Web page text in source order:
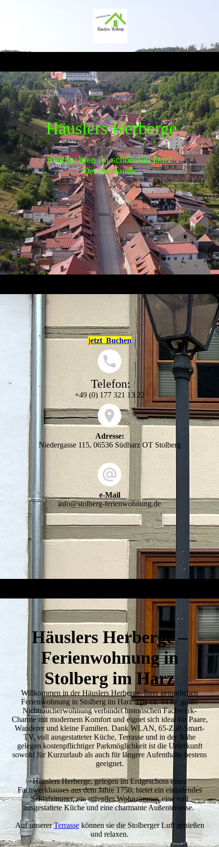
Häuslers Herberge
übernachten im schönsten Dorf
Deutschlands
jetzt Buchen
Telefon:
+49 (0) 177 321 13 22
Adresse:
Niedergasse 115, 06536 Südharz OT Stolberg
e-Mail
info@stolberg-ferienwohnung.de
Häuslers Herberge –
Ferienwohnung in
Stolberg im Harz
Willkommen in der Häuslers Herberge, Ihrer gemütlichen
Ferienwohnung in Stolberg im Harz. Die ca. 44 m² große
Nichtraucherwohnung verbindet historischen Fachwerk-
Charme mit modernem Komfort und eignet sich ideal für Paare,
Wanderer und kleine Familien. Dank WLAN, 65-Zoll-Smart-
TV, voll ausgestatteter Küche, Terrasse und in der Nähe
gelegen kostenpflichtiger Parkmöglichkeit ist die Unterkunft
sowohl für Kurzurlaub als auch für längere Aufenthalte bestens
geeignet.
Häuslers Herberge, gelegen im Erdgeschoss eines
Fachwerkhauses aus dem Jahre 1750, bietet ein einladendes
Schlafzimmer, ein stilvolles Wohnzimmer, eine voll
ausgestattete Küche und eine charmante Außenterrasse.
Auf unsererTerrassekönnen sie die Stolberger Luft genießen
und relaxen.